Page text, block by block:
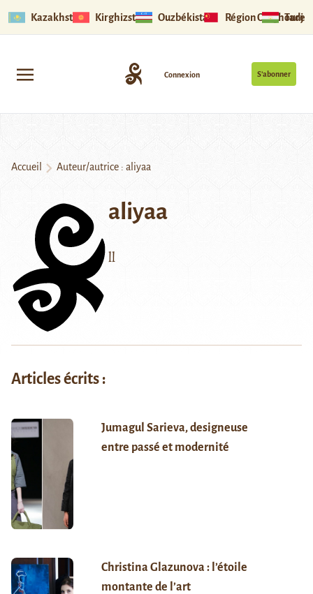
Kazakhstan Kirghizstan Ouzbékistan Région Ouïghoure
S’abonner
Connexion
Accueil Auteur/autrice : aliyaa
aliyaa
ll
Articles écrits :
Jumagul Sarieva, designeuse
entre passé et modernité
Christina Glazunova : l’étoile
montante de l’art